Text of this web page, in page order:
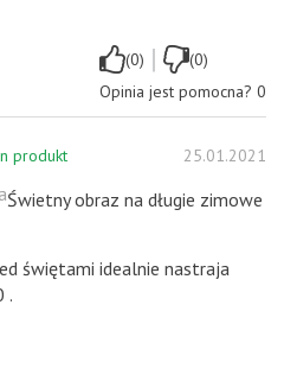
(0) |
(0)
Opinia jest pomocna? 0
produkt 25.01.2021
Świetny obraz na długie zimowe
świętami idealnie nastraja
.